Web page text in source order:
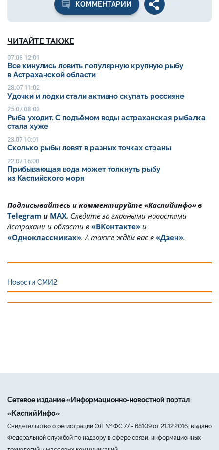
КОММЕНТАРИИ
ЧИТАЙТЕ ТАКЖЕ
07.08 12:01
Все кинулись ловить популярную крупную рыбу
в Астраханской области
28.07 11:02
Удочки и лодки стали активно скупать россияне
25.07 08:03
Рыба уходит. С подъёмом воды астраханская рыбалка
стала хуже
23.07 10:01
Сколько рыбы ловят в разных точках страны
22.07 16:00
Прибывающая вода может толкнуть рыбу
из Каспийского моря
Подписывайтесь и комментируйте «Каспийинфо» в
Telegram и MAX. Cледите за главными новостями
Астрахани и области в «ВКонтакте» и
«Одноклассниках». А также ждём вас в «Дзен».
Новости СМИ2
Сетевое издание «Информационно-новостной портал
«КаспийИнфо»
Свидетельство о регистрации ЭЛ № ФС 77 - 68109 от 21.12.2016, выдано
Федеральной службой по надзору в сфере связи, информационных